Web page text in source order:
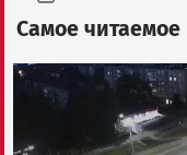
Самое читаемое
Image